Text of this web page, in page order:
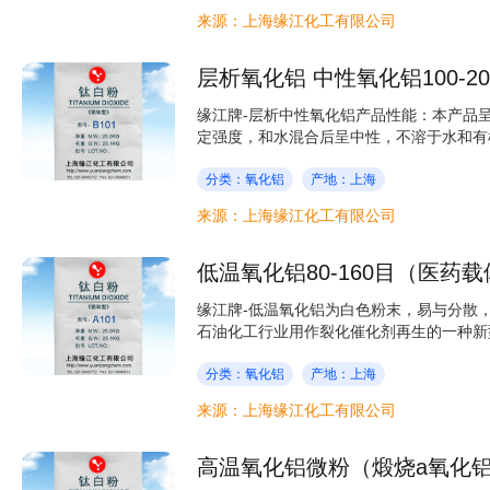
来源：上海缘江化工有限公司
层析氧化铝 中性氧化铝100-
缘江牌-层析中性氧化铝产品性能：本产品
定强度，和水混合后呈中性，不溶于水和
分类：氧化铝 产地：上海
来源：上海缘江化工有限公司
低温氧化铝80-160目（医药
缘江牌-低温氧化铝为白色粉末，易与分散
石油化工行业用作裂化催化剂再生的一种
分类：氧化铝 产地：上海
来源：上海缘江化工有限公司
高温氧化铝微粉（煅烧a氧化